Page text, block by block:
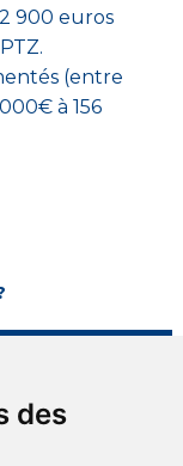
des
900 euros
(entre
à 156